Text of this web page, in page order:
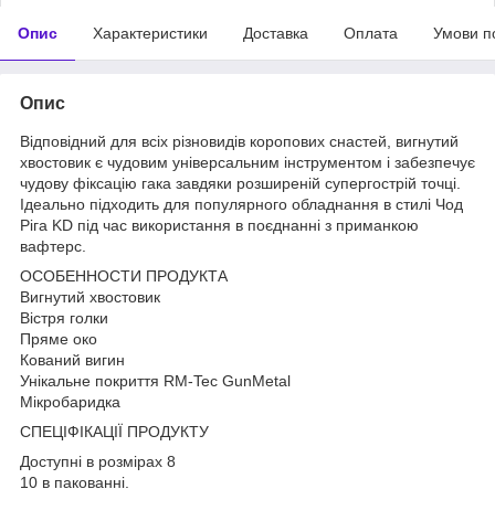
Опис Характеристики Доставка Оплата Умови
Опис
Відповідний для всіх різновидів коропових снастей, вигнутий
хвостовик є чудовим універсальним інструментом і забезпечує
чудову фіксацію гака завдяки розширеній супергострій точці.
Ідеально підходить для популярного обладнання в стилі Чод
Ріга KD під час використання в поєднанні з приманкою
вафтерс.
ОСОБЕННОСТИ ПРОДУКТА
Вигнутий хвостовик
Вістря голки
Пряме око
Кований вигин
Унікальне покриття RM-Tec GunMetal
Мікробаридка
СПЕЦІФІКАЦІЇ ПРОДУКТУ
Доступні в розмірах 8
10 в пакованні.